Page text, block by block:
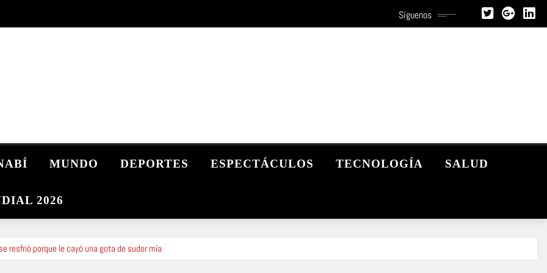
Síguenos
MUNDO DEPORTES ESPECTÁCULOS TECNOLOGÍA SALUD
2026
resfrió porque le cayó una gota de sudor mía